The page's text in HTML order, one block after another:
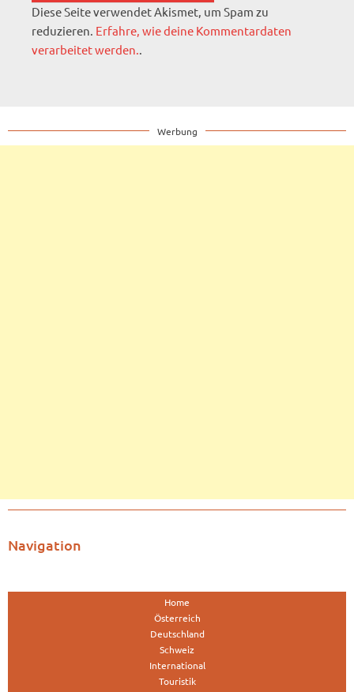
Diese Seite verwendet Akismet, um Spam zu
reduzieren. Erfahre, wie deine Kommentardaten
verarbeitet werden..
Werbung
Navigation
Home
Österreich
Deutschland
Schweiz
International
Touristik